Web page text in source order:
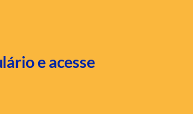
e acesse